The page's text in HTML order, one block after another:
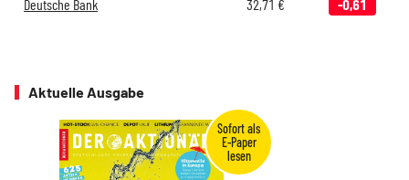
Deutsche Bank 32,71 € -0,61
Aktuelle Ausgabe